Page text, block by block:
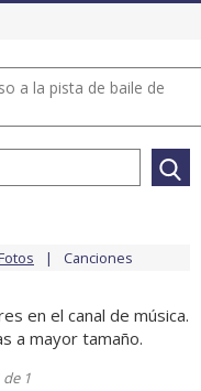
a la pista de baile de
Canciones
en el canal de música.
a mayor tamaño.
1